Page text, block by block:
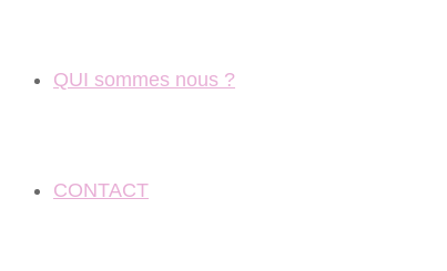
QUI sommes nous ?
CONTACT